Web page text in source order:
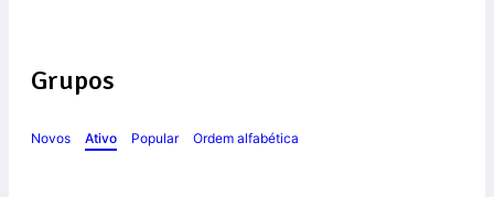
Grupos
Novos Ativo Popular Ordem alfabética